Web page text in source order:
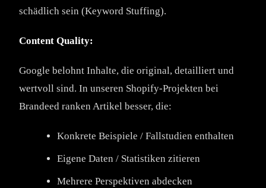
schädlich sein (Keyword Stuffing).
Content Quality:
Google belohnt Inhalte, die original, detailliert und
wertvoll sind. In unseren Shopify-Projekten bei
Brandeed ranken Artikel besser, die:
Konkrete Beispiele / Fallstudien enthalten
Eigene Daten / Statistiken zitieren
Mehrere Perspektiven abdecken